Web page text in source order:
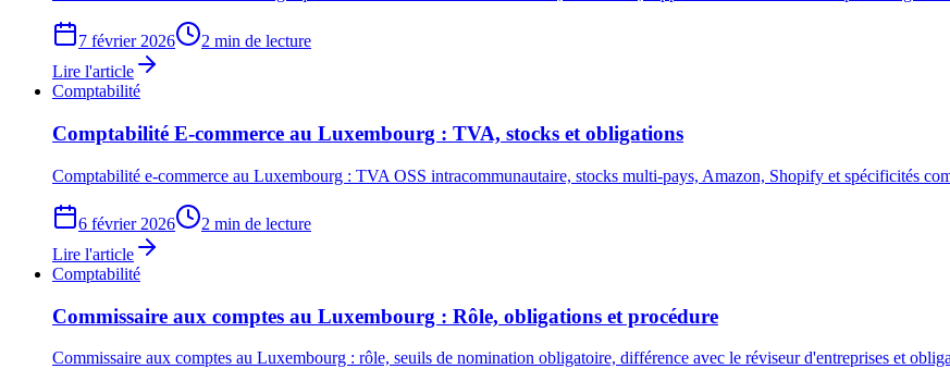
7 février 2026
2 min de lecture
Lire l'article
Comptabilité
Comptabilité E-commerce au Luxembourg : TVA, stocks et obligations
Comptabilité e-commerce au Luxembourg : TVA OSS intracommunautaire, stocks multi-pays, Amazon, Shopify et spécificités
6 février 2026
2 min de lecture
Lire l'article
Comptabilité
Commissaire aux comptes au Luxembourg : Rôle, obligations et procédure
Commissaire aux comptes au Luxembourg : rôle, seuils de nomination obligatoire, différence avec le réviseur d'entreprises et